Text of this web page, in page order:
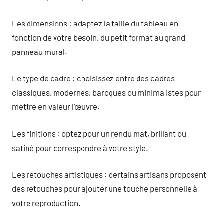
Les dimensions : adaptez la taille du tableau en
fonction de votre besoin, du petit format au grand
panneau mural.
Le type de cadre : choisissez entre des cadres
classiques, modernes, baroques ou minimalistes pour
mettre en valeur l’œuvre.
Les finitions : optez pour un rendu mat, brillant ou
satiné pour correspondre à votre style.
Les retouches artistiques : certains artisans proposent
des retouches pour ajouter une touche personnelle à
votre reproduction.